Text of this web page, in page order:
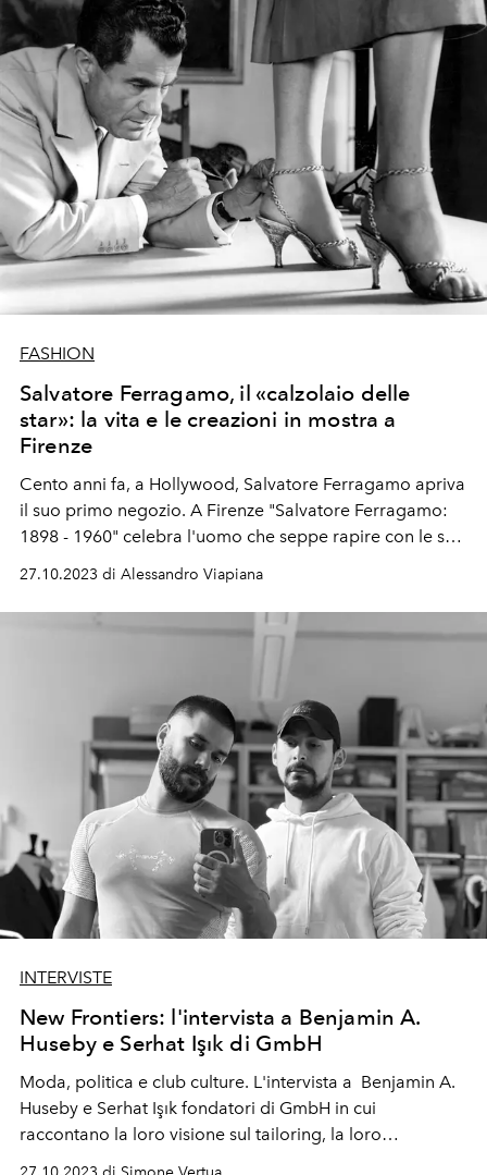
FASHION
Salvatore Ferragamo, il «calzolaio delle
star»: la vita e le creazioni in mostra a
Firenze
Cento anni fa, a Hollywood, Salvatore Ferragamo apriva
il suo primo negozio. A Firenze "Salvatore Ferragamo:
1898 - 1960" celebra l'uomo che seppe rapire con le sue
creazioni dive del cinema, celebrità e regine...
27.10.2023 di Alessandro Viapiana
INTERVISTE
New Frontiers: l'intervista a Benjamin A.
Huseby e Serhat Işık di GmbH
Moda, politica e club culture. L'intervista a Benjamin A.
Huseby e Serhat Işık fondatori di GmbH in cui
raccontano la loro visione sul tailoring, la loro
formazione e i loro ideali.